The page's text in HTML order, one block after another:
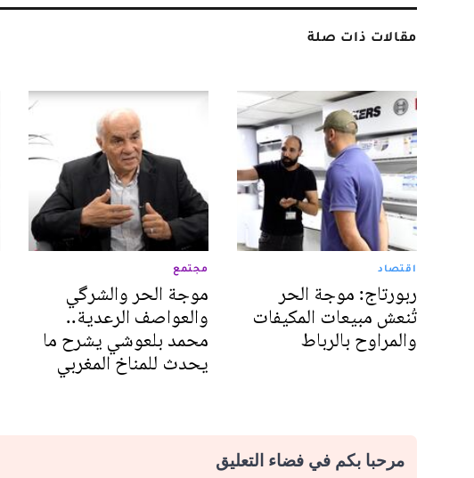
مقالات ذات صلة
اقتصاد
ربورتاج: موجة الحر
تُنعش مبيعات المكيفات
والمراوح بالرباط
مجتمع
موجة الحر والشرگي
والعواصف الرعدية..
محمد بلعوشي يشرح ما
يحدث للمناخ المغربي
مرحبا بكم في فضاء التعليق